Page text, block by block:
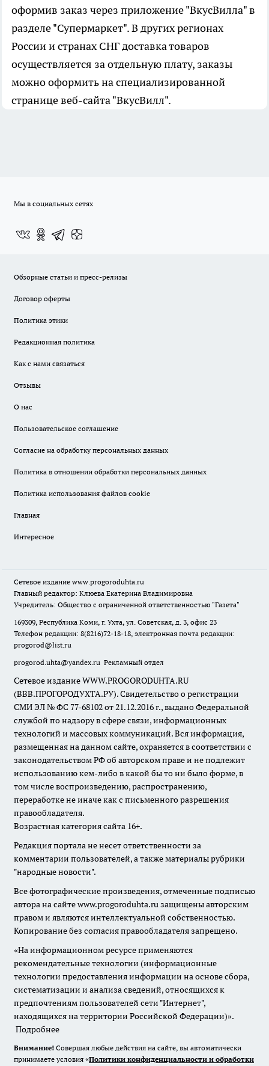
оформив заказ через приложение "ВкусВилла" в
разделе "Супермаркет". В других регионах
России и странах СНГ доставка товаров
осуществляется за отдельную плату, заказы
можно оформить на специализированной
странице веб-сайта "ВкусВилл".
Мы в социальных сетях
Обзорные статьи и пресс-релизы
Договор оферты
Политика этики
Редакционная политика
Как с нами связаться
Отзывы
О нас
Пользовательское соглашение
Согласие на обработку персональных данных
Политика в отношении обработки персональных данных
Политика использования файлов cookie
Главная
Интересное
Сетевое издание www.progoroduhta.ru
Главный редактор: Клюева Екатерина Владимировна
Учредитель: Общество с ограниченной ответственностью "Газета"
169309, Республика Коми, г. Ухта, ул. Советская, д. 3, офис 23
Телефон редакции: 8(8216)72-18-18, электронная почта редакции:
progorod@list.ru
progorod.uhta@yandex.ru Рекламный отдел
Сетевое издание WWW.PROGORODUHTA.RU
(ВВВ.ПРОГОРОДУХТА.РУ). Свидетельство о регистрации
СМИ ЭЛ № ФС 77-68102 от 21.12.2016 г., выдано Федеральной
службой по надзору в сфере связи, информационных
технологий и массовых коммуникаций. Вся информация,
размещенная на данном сайте, охраняется в соответствии с
законодательством РФ об авторском праве и не подлежит
использованию кем-либо в какой бы то ни было форме, в
том числе воспроизведению, распространению,
переработке не иначе как с письменного разрешения
правообладателя.
Возрастная категория сайта 16+.
Редакция портала не несет ответственности за
комментарии пользователей, а также материалы рубрики
"народные новости".
Все фотографические произведения, отмеченные подписью
автора на сайте www.progoroduhta.ru защищены авторским
правом и являются интеллектуальной собственностью.
Копирование без согласия правообладателя запрещено.
«На информационном ресурсе применяются
рекомендательные технологии (информационные
технологии предоставления информации на основе сбора,
систематизации и анализа сведений, относящихся к
предпочтениям пользователей сети "Интернет",
находящихся на территории Российской Федерации)».
Подробнее
Внимание! Совершая любые действия на сайте, вы автоматически
принимаете условия «Политики конфиденциальности и обработки